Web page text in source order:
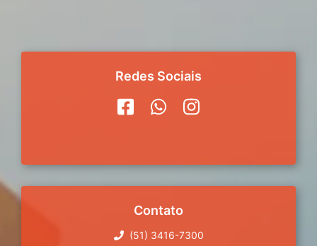
Redes Sociais
Contato
(51) 3416-7300